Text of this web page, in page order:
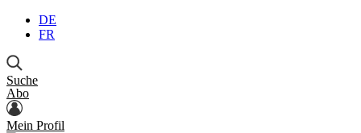
DE
FR
Suche
Abo
Mein Profil